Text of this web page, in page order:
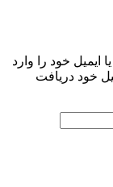
ایمیل خود را وارد
خود دریافت